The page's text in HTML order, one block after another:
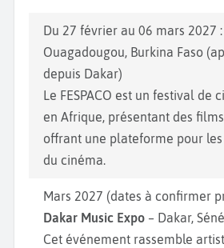
Du 27 février au 06 mars 2027 :
Ouagadougou, Burkina Faso
depuis Dakar)
Le FESPACO est un festival de
en Afrique, présentant des
offrant une plateforme pour
du cinéma.
Mars 2027 (dates à confirmer
Dakar Music Expo – Dakar,
Cet événement rassemble